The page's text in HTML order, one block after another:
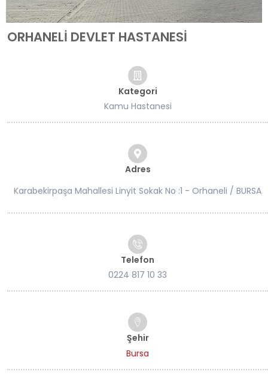
ORHANELİ DEVLET HASTANESİ
Kategori
Kamu Hastanesi
Adres
Karabekirpaşa Mahallesi Linyit Sokak No :1 - Orhaneli / BURSA
Telefon
0224 817 10 33
Şehir
Bursa